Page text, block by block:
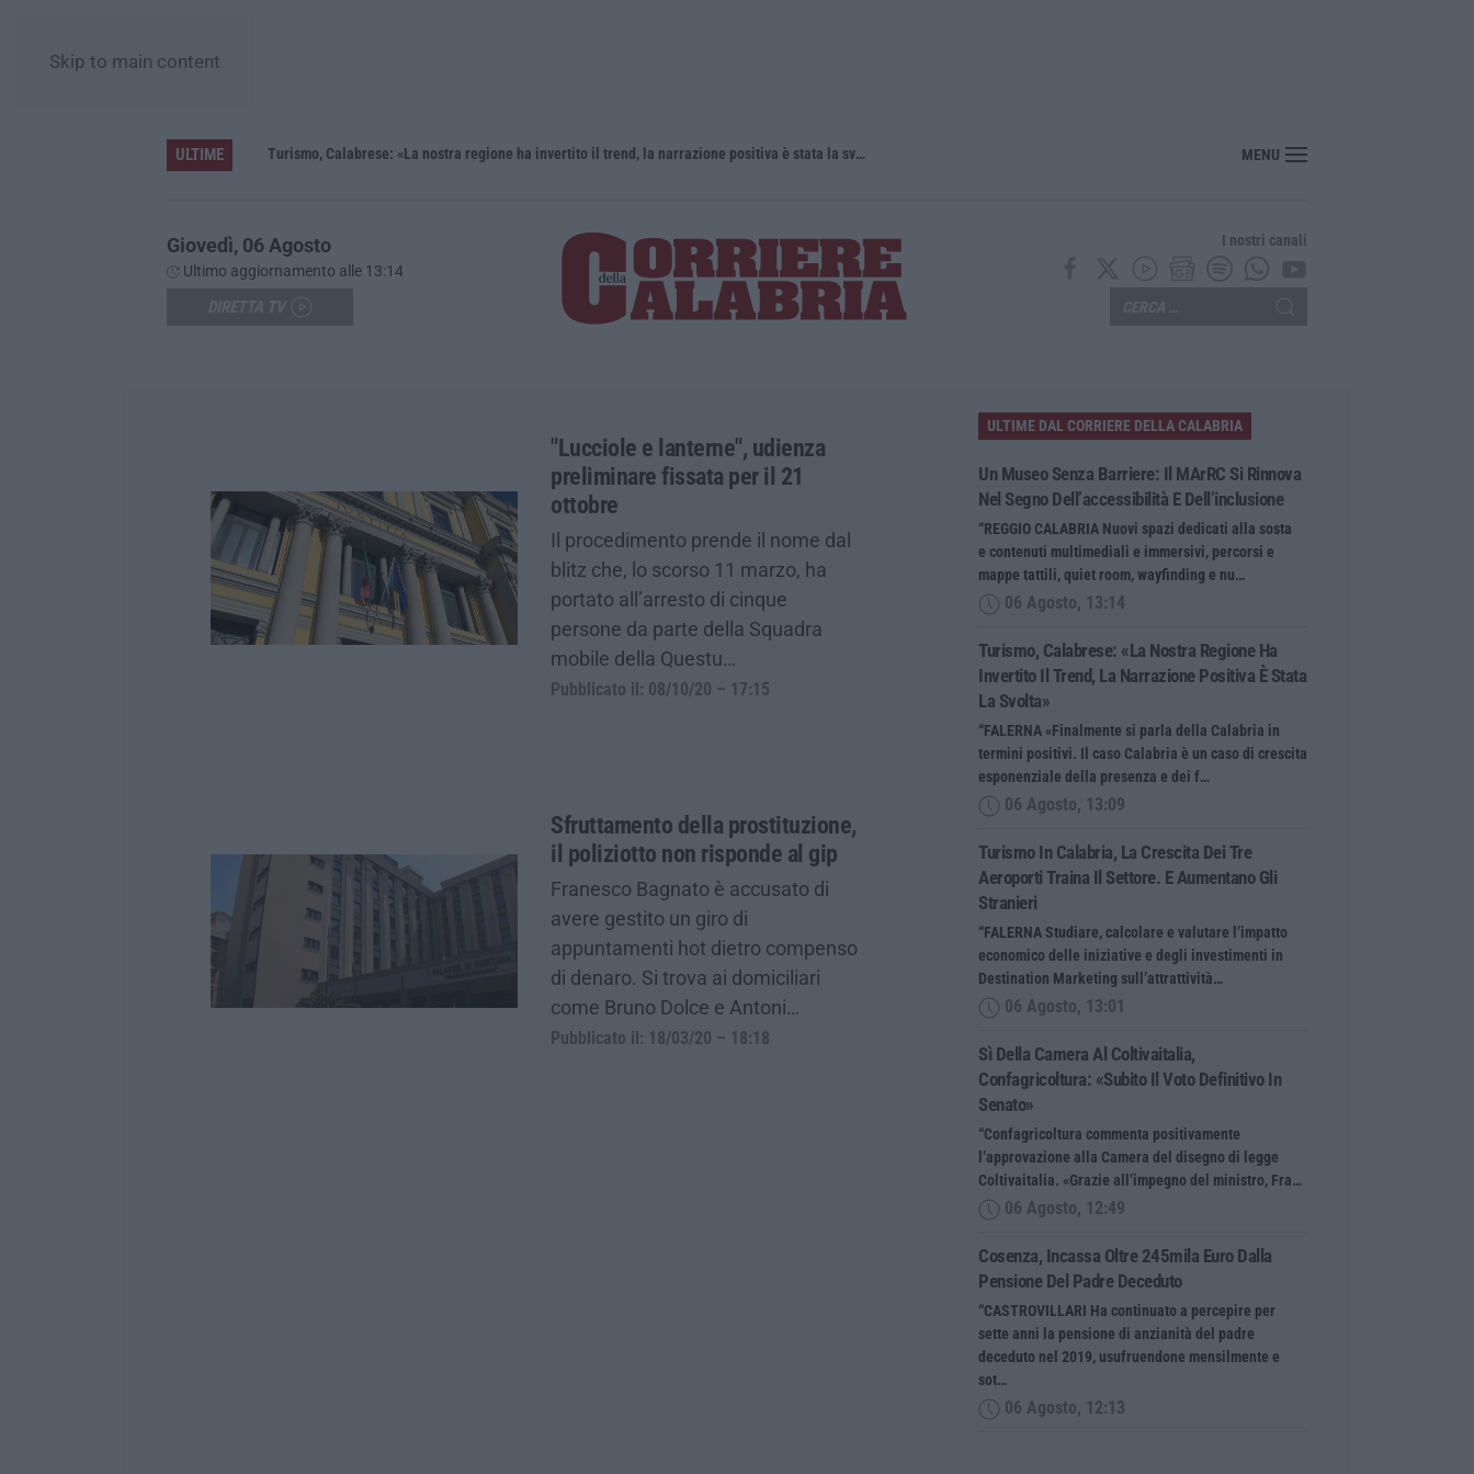
Skip to main content
ULTIME Turismo, Calabrese: «La nostra regione ha invertito il trend, la narrazione positiva è stata la svolta» Turismo in Calabria, la crescita dei tre aeroporti traina il settore. E aumentano gli
MENU
Giovedì, 06 Agosto
Ultimo aggiornamento alle 13:14
I nostri canali
"Lucciole e lanterne", udienza
preliminare fissata per il 21
ottobre
Il procedimento prende il nome dal
blitz che, lo scorso 11 marzo, ha
portato all’arresto di cinque
persone da parte della Squadra
mobile della Questu…
Pubblicato il: 08/10/20 – 17:15
Sfruttamento della prostituzione,
il poliziotto non risponde al gip
Franesco Bagnato è accusato di
avere gestito un giro di
appuntamenti hot dietro compenso
di denaro. Si trova ai domiciliari
come Bruno Dolce e Antoni…
Pubblicato il: 18/03/20 – 18:18
ULTIME DAL CORRIERE DELLA CALABRIA
Un Museo Senza Barriere: Il MArRC Si Rinnova
Nel Segno Dell’accessibilità E Dell’inclusione
“REGGIO CALABRIA Nuovi spazi dedicati alla sosta
e contenuti multimediali e immersivi, percorsi e
mappe tattili, quiet room, wayfinding e nu…
06 Agosto, 13:14
Turismo, Calabrese: «La Nostra Regione Ha
Invertito Il Trend, La Narrazione Positiva È Stata
La Svolta»
“FALERNA «Finalmente si parla della Calabria in
termini positivi. Il caso Calabria è un caso di crescita
esponenziale della presenza e dei f…
06 Agosto, 13:09
Turismo In Calabria, La Crescita Dei Tre
Aeroporti Traina Il Settore. E Aumentano Gli
Stranieri
“FALERNA Studiare, calcolare e valutare l’impatto
economico delle iniziative e degli investimenti in
Destination Marketing sull’attrattività…
06 Agosto, 13:01
Sì Della Camera Al Coltivaitalia,
Confagricoltura: «Subito Il Voto Definitivo In
Senato»
“Confagricoltura commenta positivamente
l’approvazione alla Camera del disegno di legge
Coltivaitalia. «Grazie all’impegno del ministro, Fra…
06 Agosto, 12:49
Cosenza, Incassa Oltre 245mila Euro Dalla
Pensione Del Padre Deceduto
“CASTROVILLARI Ha continuato a percepire per
sette anni la pensione di anzianità del padre
deceduto nel 2019, usufruendone mensilmente e
sot…
06 Agosto, 12:13